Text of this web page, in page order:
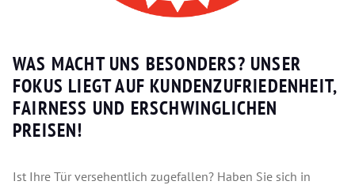
WAS MACHT UNS BESONDERS? UNSER
FOKUS LIEGT AUF KUNDENZUFRIEDENHEIT,
FAIRNESS UND ERSCHWINGLICHEN
PREISEN!
Ist Ihre Tür versehentlich zugefallen? Haben Sie sich in